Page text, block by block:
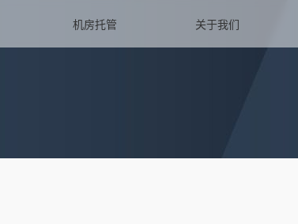
机房托管 关于我们